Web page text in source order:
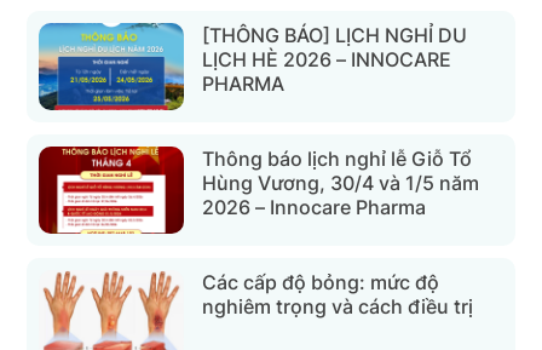
[THÔNG BÁO] LỊCH NGHỈ DU
LỊCH HÈ 2026 – INNOCARE
PHARMA
Thông báo lịch nghỉ lễ Giỗ Tổ
Hùng Vương, 30/4 và 1/5 năm
2026 – Innocare Pharma
Các cấp độ bỏng: mức độ
nghiêm trọng và cách điều trị